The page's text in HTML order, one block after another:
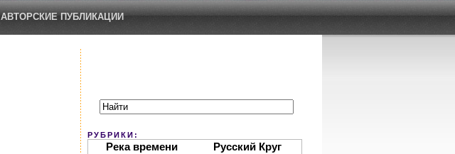
АВТОРСКИЕ ПУБЛИКАЦИИ
РУБРИКИ:
Река времени
Русский Круг